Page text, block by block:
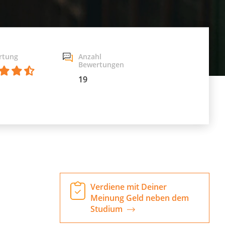
Anzahl
Bewertungen
19
Verdiene mit Deiner
Meinung Geld neben dem
Studium